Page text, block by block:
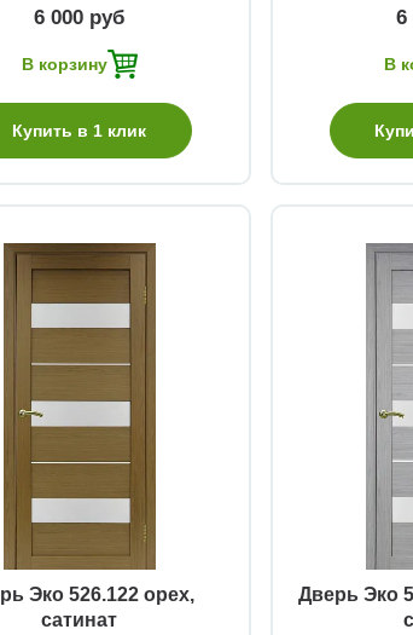
6 000 руб
В корзину
Купить в 1 клик
6
В
Эко 526.122 орех,
сатинат
Быстрый просмотр
Дверь Эко